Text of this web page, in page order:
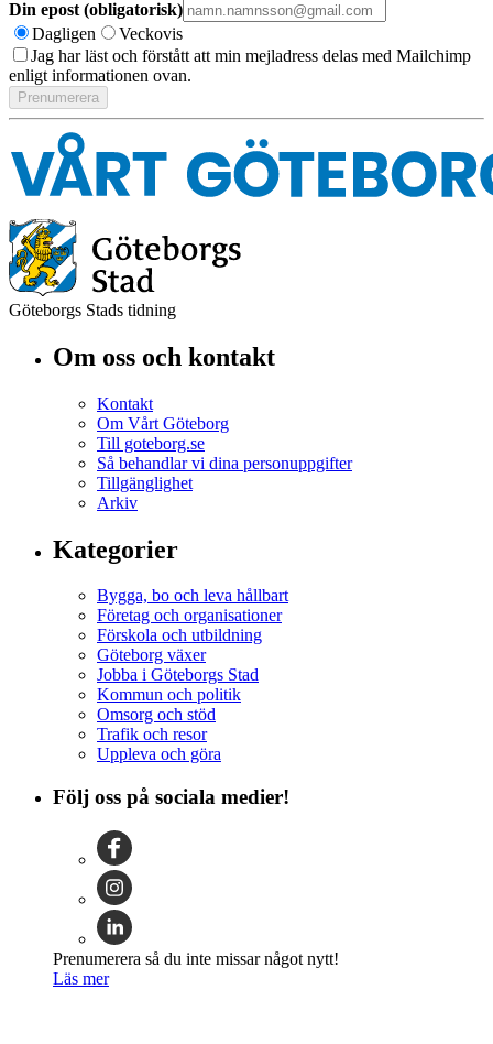
Din epost (obligatorisk)
Dagligen
Veckovis
Jag har läst och förstått att min mejladress delas med Mailchimp
enligt informationen ovan.
Göteborgs Stads tidning
Om oss och kontakt
Kontakt
Om Vårt Göteborg
Till goteborg.se
Så behandlar vi dina personuppgifter
Tillgänglighet
Arkiv
Kategorier
Bygga, bo och leva hållbart
Företag och organisationer
Förskola och utbildning
Göteborg växer
Jobba i Göteborgs Stad
Kommun och politik
Omsorg och stöd
Trafik och resor
Uppleva och göra
Följ oss på sociala medier!
Prenumerera så du inte missar något nytt!
Läs mer